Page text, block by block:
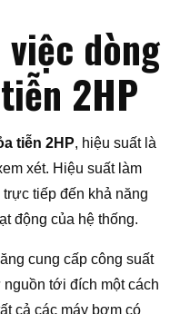
dòng
2HP
tiễn 2HP, hiệu suất là
xét. Hiệu suất làm
tiếp đến khả năng
động của hệ thống.
cung cấp công suất
tới đích một cách
cả các máy bơm có